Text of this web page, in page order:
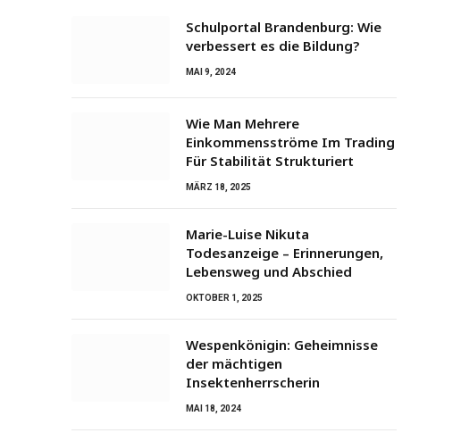
Schulportal Brandenburg: Wie
verbessert es die Bildung?
MAI 9, 2024
Wie Man Mehrere
Einkommensströme Im Trading
Für Stabilität Strukturiert
MÄRZ 18, 2025
Marie-Luise Nikuta
Todesanzeige – Erinnerungen,
Lebensweg und Abschied
OKTOBER 1, 2025
Wespenkönigin: Geheimnisse
der mächtigen
Insektenherrscherin
MAI 18, 2024